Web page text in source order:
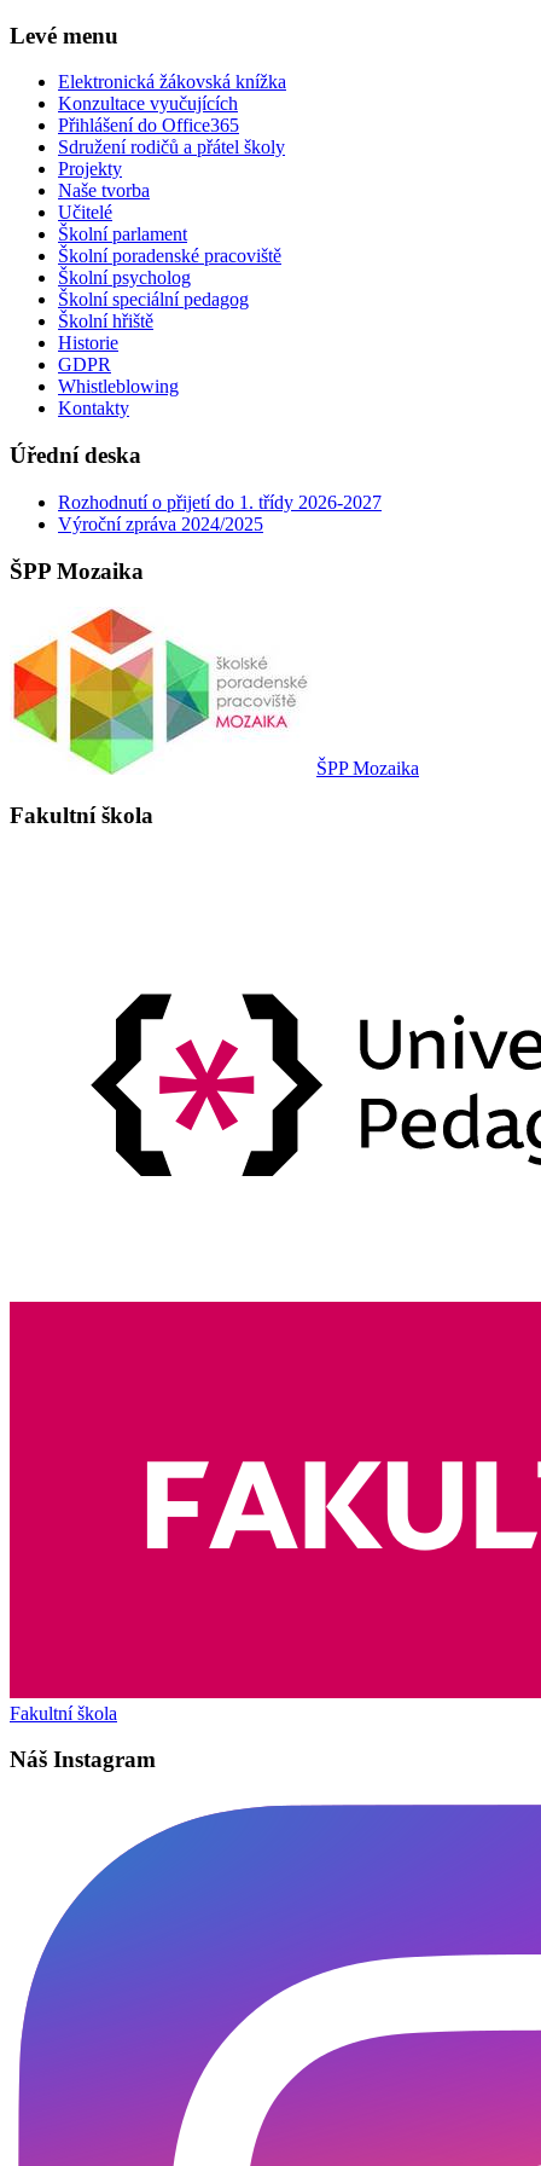
Levé menu
Elektronická žákovská knížka
Konzultace vyučujících
Přihlášení do Office365
Sdružení rodičů a přátel školy
Projekty
Naše tvorba
Učitelé
Školní parlament
Školní poradenské pracoviště
Školní psycholog
Školní speciální pedagog
Školní hřiště
Historie
GDPR
Whistleblowing
Kontakty
Úřední deska
Rozhodnutí o přijetí do 1. třídy 2026-2027
Výroční zpráva 2024/2025
ŠPP Mozaika
ŠPP Mozaika
Fakultní škola
Fakultní škola
Náš Instagram